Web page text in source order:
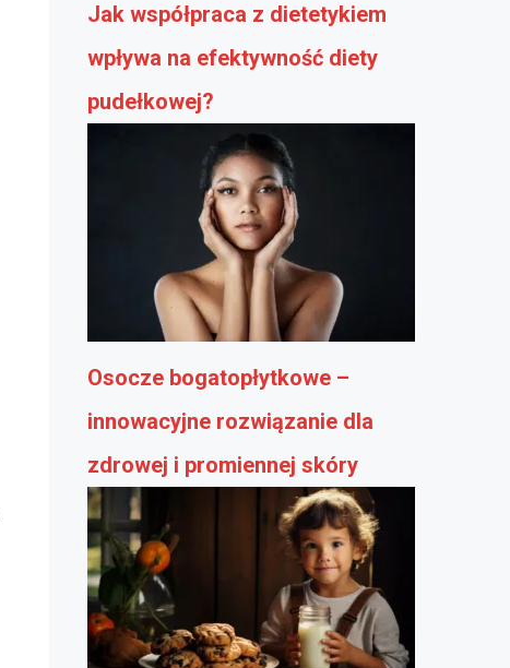
Jak współpraca z dietetykiem
wpływa na efektywność diety
pudełkowej?
Osocze bogatopłytkowe –
innowacyjne rozwiązanie dla
zdrowej i promiennej skóry